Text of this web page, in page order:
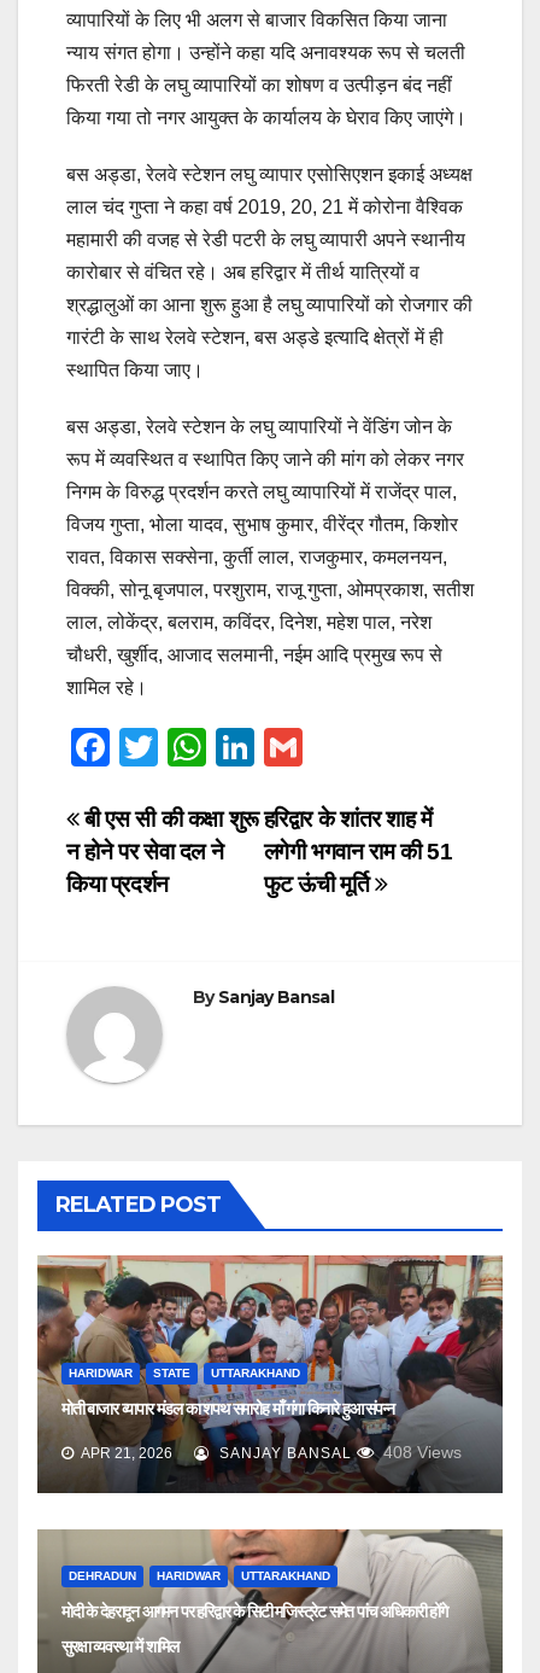
व्यापारियों के लिए भी अलग से बाजार विकसित किया जाना
न्याय संगत होगा। उन्होंने कहा यदि अनावश्यक रूप से चलती
फिरती रेडी के लघु व्यापारियों का शोषण व उत्पीड़न बंद नहीं
किया गया तो नगर आयुक्त के कार्यालय के घेराव किए जाएंगे।
बस अड्डा, रेलवे स्टेशन लघु व्यापार एसोसिएशन इकाई अध्यक्ष
लाल चंद गुप्ता ने कहा वर्ष 2019, 20, 21 में कोरोना वैश्विक
महामारी की वजह से रेडी पटरी के लघु व्यापारी अपने स्थानीय
कारोबार से वंचित रहे। अब हरिद्वार में तीर्थ यात्रियों व
श्रद्धालुओं का आना शुरू हुआ है लघु व्यापारियों को रोजगार की
गारंटी के साथ रेलवे स्टेशन, बस अड्डे इत्यादि क्षेत्रों में ही
स्थापित किया जाए।
बस अड्डा, रेलवे स्टेशन के लघु व्यापारियों ने वेंडिंग जोन के
रूप में व्यवस्थित व स्थापित किए जाने की मांग को लेकर नगर
निगम के विरुद्ध प्रदर्शन करते लघु व्यापारियों में राजेंद्र पाल,
विजय गुप्ता, भोला यादव, सुभाष कुमार, वीरेंद्र गौतम, किशोर
रावत, विकास सक्सेना, कुर्ती लाल, राजकुमार, कमलनयन,
विक्की, सोनू बृजपाल, परशुराम, राजू गुप्ता, ओमप्रकाश, सतीश
लाल, लोकेंद्र, बलराम, कविंदर, दिनेश, महेश पाल, नरेश
चौधरी, खुर्शीद, आजाद सलमानी, नईम आदि प्रमुख रूप से
शामिल रहे।
F
c
e
b
o
k
T
tt
er
W
at
s
Li
k
e
dI
ail
Post
navigation
हरिद्वार के शांतर शाह में
लगेगी भगवान राम की 51
फुट ऊंची मूर्ति
बी एस सी की कक्षा शुरू
न होने पर सेवा दल ने
किया प्रदर्शन
BySanjay Bansal
RELATED POST
HARIDWAR STATE UTTARAKHAND
मोती बाजार व्यापार मंडल का शपथ समारोह माँ गंगा किनारे हुआ संपन्न
APR 21, 2026 SANJAY BANSAL 408Views
DEHRADUN HARIDWAR UTTARAKHAND
मोदी के देहरादून आगमन पर हरिद्वार के सिटी मजिस्ट्रेट समेत पांच अधिकारी होंगे
सुरक्षा व्यवस्था में शामिल